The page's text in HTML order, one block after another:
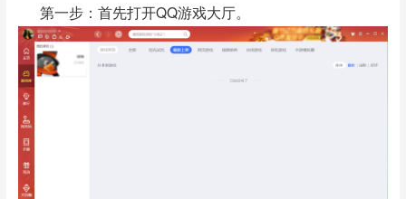
第一步：首先打开QQ游戏大厅。